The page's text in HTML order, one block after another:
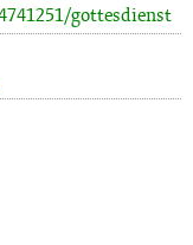
gottesdienst